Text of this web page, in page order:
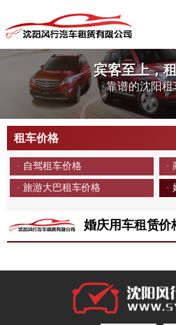
宾客至上，
靠谱的沈阳租
租车价格
· 自驾租车价格 ·
· 旅游大巴租车价格 ·
婚庆用车租赁价